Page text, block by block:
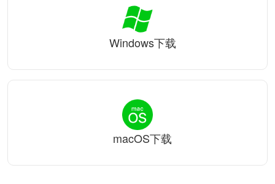
Windows下载
macOS下载